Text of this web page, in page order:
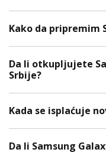
Kako da pripremim
Da li otkupljujete
Srbije?
Kada se isplaćuje
Da li Samsung